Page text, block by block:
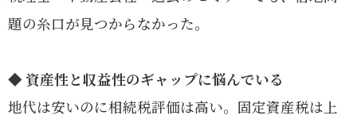
題の糸口が見つからなかった。
◆ 資産性と収益性のギャップに悩んでいる
地代は安いのに相続税評価は高い。固定資産税は上